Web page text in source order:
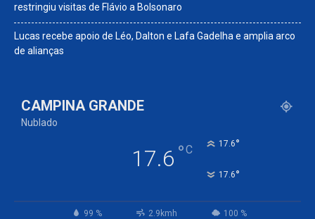
restringiu visitas de Flávio a Bolsonaro
Lucas recebe apoio de Léo, Dalton e Lafa Gadelha e amplia arco
de alianças
CAMPINA GRANDE
Nublado
17.6 °C 17.6°
17.6°
99 % 2.9kmh 100 %